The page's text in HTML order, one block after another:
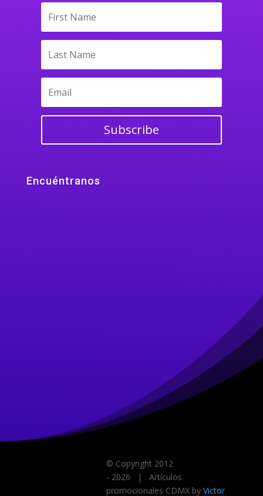
Subscribe
Encuéntranos
© Copyright 2012
- 2026 | Artículos
promocionales CDMX by Victor